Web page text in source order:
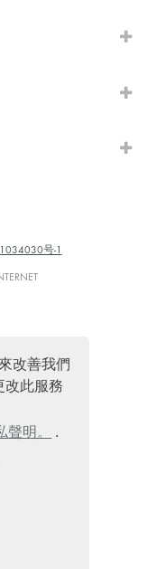
改善我們
改此服務
明。
.
号-1